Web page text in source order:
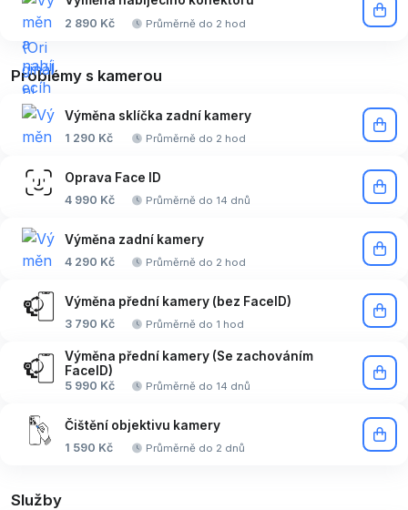
2 890 Kč Průměrně do 2 hod
Problémy s kamerou
Výměna sklíčka zadní kamery
1 290 Kč Průměrně do 2 hod
Oprava Face ID
4 990 Kč Průměrně do 14 dnů
Výměna zadní kamery
4 290 Kč Průměrně do 2 hod
Výměna přední kamery (bez FaceID)
3 790 Kč Průměrně do 1 hod
Výměna přední kamery (Se zachováním
FaceID)
5 990 Kč Průměrně do 14 dnů
Čištění objektivu kamery
1 590 Kč Průměrně do 2 dnů
Služby